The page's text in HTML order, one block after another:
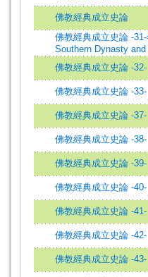
佛教經典成立史論
佛教經典成立史論 -
Southern Dynasty
佛教經典成立史論 -32-
佛教經典成立史論 -33-
佛教經典成立史論 -37-
佛教經典成立史論 -38-
佛教經典成立史論 -39-
佛教經典成立史論 -40-
佛教經典成立史論 -41-
佛教經典成立史論 -42-
佛教經典成立史論 -43-